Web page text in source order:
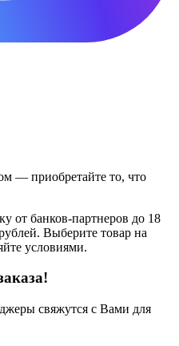
— приобретайте то, что
от банков-партнеров до 18
Выберите товар на
условиями.
свяжутся с Вами для